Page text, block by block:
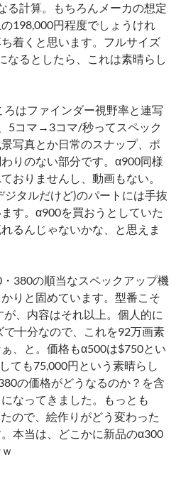
る計算。もちろんメーカの想定
198,000円程度でしょうけれ
着くと思います。フルサイズ
なるとしたら、これは素晴らし
はファインダー視野率と連写
5コマ→3コマ/秒ってスペック
写真とか日常のスナップ、ポ
りのない部分です。α900同様
おりませんし、動画もない。
タルだけど)のパートには手抜
す。α900を買おうとしていた
るんじゃないかな、と思えま
380の順当なスペックアップ機
りと固めています。型番こそ
、内容はそれ以上。個人的に
十分なので、これを92万画素
、と。価格もα500は$750とい
ても75,000円という素晴らし
の価格がどうなるのか？を含
なってきました。もっとも
ので、絵作りがどう変わった
本当は、どこかに新品のα300